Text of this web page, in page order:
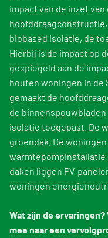
impact van de inzet
hoofddraagconstructie,
biobased isolatie, de
Hierbij is de impact op
gespiegeld aan de
houten woningen in de
gemaakt de
de binnenspouwbladen
isolatie toegepast. De
groendak. De
warmtepompinstallatie
daken liggen PV-
woningen
Wat zijn de
mee naar een